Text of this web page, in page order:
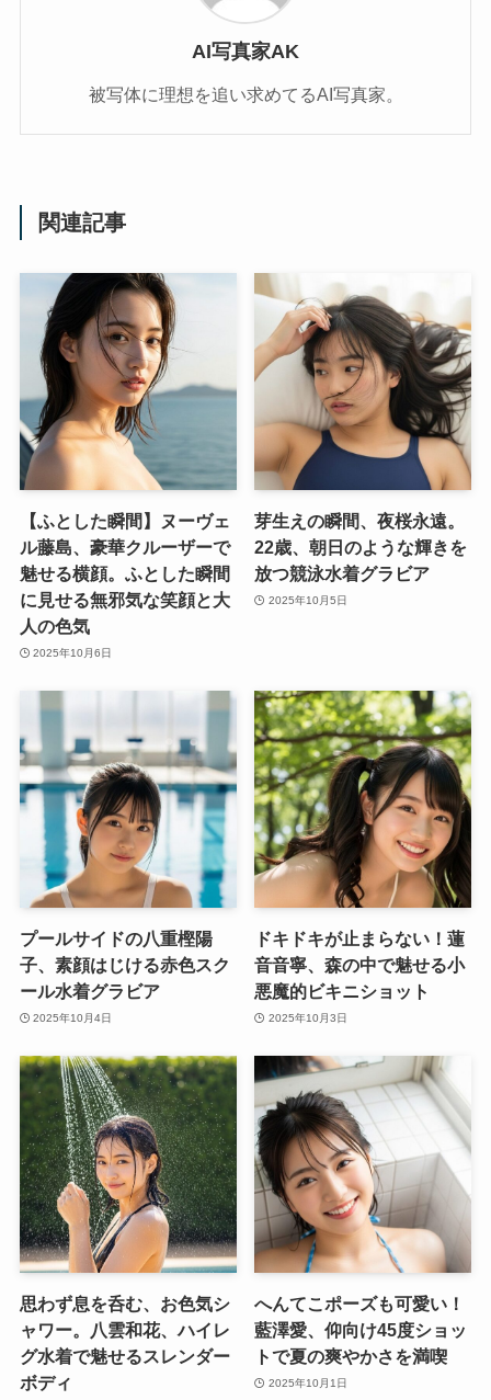
AI写真家AK
被写体に理想を追い求めてるAI写真家。
関連記事
【ふとした瞬間】ヌーヴェ
ル藤島、豪華クルーザーで
魅せる横顔。ふとした瞬間
に見せる無邪気な笑顔と大
人の色気
2025年10月6日
芽生えの瞬間、夜桜永遠。
22歳、朝日のような輝きを
放つ競泳水着グラビア
2025年10月5日
プールサイドの八重樫陽
子、素顔はじける赤色スク
ール水着グラビア
2025年10月4日
ドキドキが止まらない！蓮
音音寧、森の中で魅せる小
悪魔的ビキニショット
2025年10月3日
思わず息を呑む、お色気シ
ャワー。八雲和花、ハイレ
グ水着で魅せるスレンダー
ボディ
へんてこポーズも可愛い！
藍澤愛、仰向け45度ショッ
トで夏の爽やかさを満喫
2025年10月1日